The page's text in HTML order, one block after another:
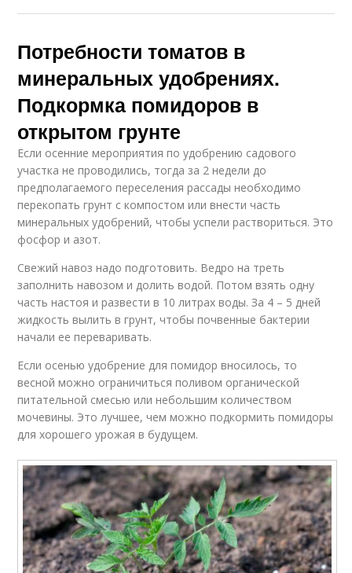
Потребности томатов в
минеральных удобрениях.
Подкормка помидоров в
открытом грунте
Если осенние мероприятия по удобрению садового
участка не проводились, тогда за 2 недели до
предполагаемого переселения рассады необходимо
перекопать грунт с компостом или внести часть
минеральных удобрений, чтобы успели раствориться. Это
фосфор и азот.
Свежий навоз надо подготовить. Ведро на треть
заполнить навозом и долить водой. Потом взять одну
часть настоя и развести в 10 литрах воды. За 4 – 5 дней
жидкость вылить в грунт, чтобы почвенные бактерии
начали ее переваривать.
Если осенью удобрение для помидор вносилось, то
весной можно ограничиться поливом органической
питательной смесью или небольшим количеством
мочевины. Это лучшее, чем можно подкормить помидоры
для хорошего урожая в будущем.